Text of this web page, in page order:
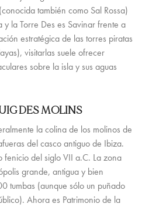
también como Sal Rossa)
y la Torre Des es Savinar frente a
estratégica de las torres piratas
visitarlas suele ofrecer
sobre la isla y sus aguas
DES MOLINS
la colina de los molinos de
del casco antiguo de Ibiza.
fenicio del siglo VII a.C. La zona
grande, antigua y bien
tumbas (aunque sólo un puñado
Ahora es Patrimonio de la